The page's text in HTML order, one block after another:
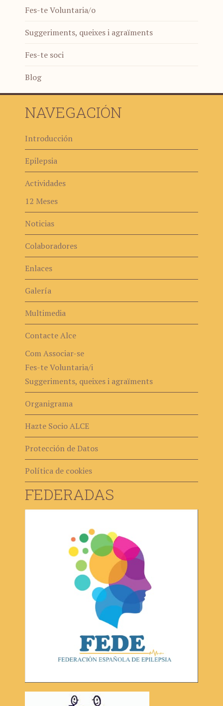
Fes-te Voluntaria/o
Suggeriments, queixes i agraïments
Fes-te soci
Blog
NAVEGACIÓN
Introducción
Epilepsia
Actividades
12 Meses
Noticias
Colaboradores
Enlaces
Galería
Multimedia
Contacte Alce
Com Associar-se
Fes-te Voluntaria/i
Suggeriments, queixes i agraïments
Organigrama
Hazte Socio ALCE
Protección de Datos
Política de cookies
FEDERADAS